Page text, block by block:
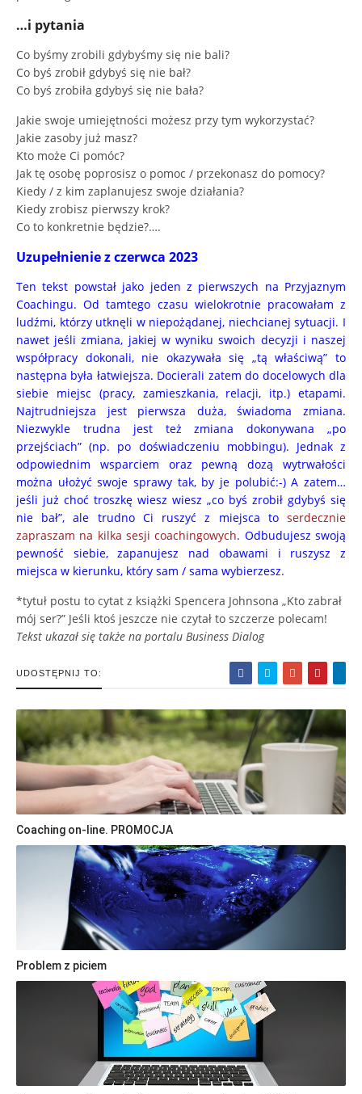
…i pytania
Co byśmy zrobili gdybyśmy się nie bali?
Co byś zrobił gdybyś się nie bał?
Co byś zrobiła gdybyś się nie bała?
Jakie swoje umiejętności możesz przy tym wykorzystać?
Jakie zasoby już masz?
Kto może Ci pomóc?
Jak tę osobę poprosisz o pomoc / przekonasz do pomocy?
Kiedy / z kim zaplanujesz swoje działania?
Kiedy zrobisz pierwszy krok?
Co to konkretnie będzie?….
Uzupełnienie z czerwca 2023
Ten tekst powstał jako jeden z pierwszych na Przyjaznym
Coachingu. Od tamtego czasu wielokrotnie pracowałam z
ludźmi, którzy utknęli w niepożądanej, niechcianej sytuacji. I
nawet jeśli zmiana, jakiej w wyniku swoich decyzji i naszej
współpracy dokonali, nie okazywała się „tą właściwą” to
następna była łatwiejsza. Docierali zatem do docelowych dla
siebie miejsc (pracy, zamieszkania, relacji, itp.) etapami.
Najtrudniejsza jest pierwsza duża, świadoma zmiana.
Niezwykle trudna jest też zmiana dokonywana „po
przejściach” (np. po doświadczeniu mobbingu). Jednak z
odpowiednim wsparciem oraz pewną dozą wytrwałości
można ułożyć swoje sprawy tak, by je polubić:-) A zatem…
jeśli już choć troszkę wiesz wiesz „co byś zrobił gdybyś się
nie bał”, ale trudno Ci ruszyć z miejsca to serdecznie
zapraszam na kilka sesji coachingowych. Odbudujesz swoją
pewność siebie, zapanujesz nad obawami i ruszysz z
miejsca w kierunku, który sam / sama wybierzesz.
*tytuł postu to cytat z książki Spencera Johnsona „Kto zabrał
mój ser?” Jeśli ktoś jeszcze nie czytał to szczerze polecam!
Tekst ukazał się także na portalu Business Dialog
UDOSTĘPNIJ TO:
Coaching on-line. PROMOCJA
Problem z piciem